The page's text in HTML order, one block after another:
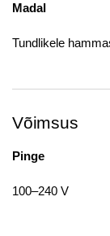
Madal
Tundlikele
Võimsus
Pinge
100–240 V